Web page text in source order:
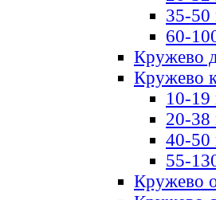
35-50
60-
Кружево
Кружево
10-
20-38
40-50
55-
Кружево